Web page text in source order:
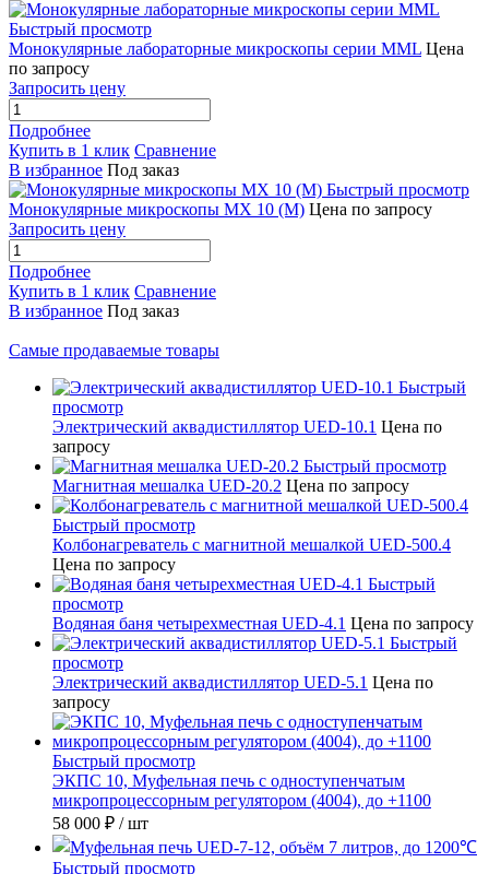
Быстрый просмотр
Монокулярные лабораторные микроскопы серии MML Цена
по запросу
Запросить цену
Подробнее
Купить в 1 клик Сравнение
В избранное Под заказ
Быстрый просмотр
Монокулярные микроскопы MX 10 (M) Цена по запросу
Запросить цену
Подробнее
Купить в 1 клик Сравнение
В избранное Под заказ
Самые продаваемые товары
Быстрый
просмотр
Электрический аквадистиллятор UED-10.1 Цена по
запросу
Быстрый просмотр
Магнитная мешалка UED-20.2 Цена по запросу
Быстрый просмотр
Колбонагреватель с магнитной мешалкой UED-500.4
Цена по запросу
Быстрый
просмотр
Водяная баня четырехместная UED-4.1 Цена по запросу
Быстрый
просмотр
Электрический аквадистиллятор UED-5.1 Цена по
запросу
Быстрый просмотр
ЭКПС 10, Муфельная печь с одноступенчатым
микропроцессорным регулятором (4004), до +1100
58 000 ₽ / шт
Быстрый просмотр